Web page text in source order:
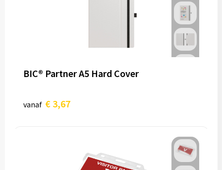
BIC® Partner A5 Hard Cover
vanaf € 3,67